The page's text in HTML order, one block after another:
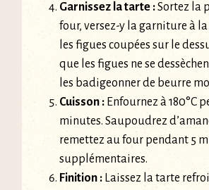
Garnissez la tarte :Sortez la
four, versez-y la garniture à
les figues coupées sur le
que les figues ne se
les badigeonner de beurre
Cuisson :Enfournez à 180°C
minutes. Saupoudrez
remettez au four pendant 5
supplémentaires.
Finition :Laissez la tarte